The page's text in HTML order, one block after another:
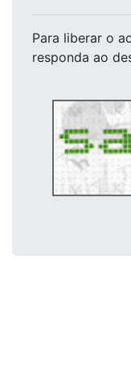
Para liberar o
responda ao